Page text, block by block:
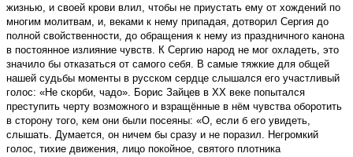
жизнью, и своей крови влил, чтобы не приустать ему от хождений по
многим молитвам, и, веками к нему припадая, дотворил Сергия до
полной свойственности, до обращения к нему из праздничного канона
в постоянное излияние чувств. К Сергию народ не мог охладеть, это
значило бы отказаться от самого себя. В самые тяжкие для общей
нашей судьбы моменты в русском сердце слышался его участливый
голос: «Не скорби, чадо». Борис Зайцев в XX веке попытался
преступить черту возможного и взращённые в нём чувства оборотить
в сторону того, кем они были посеяны: «О, если б его увидеть,
слышать. Думается, он ничем бы сразу и не поразил. Негромкий
голос, тихие движения, лицо покойное, святого плотника